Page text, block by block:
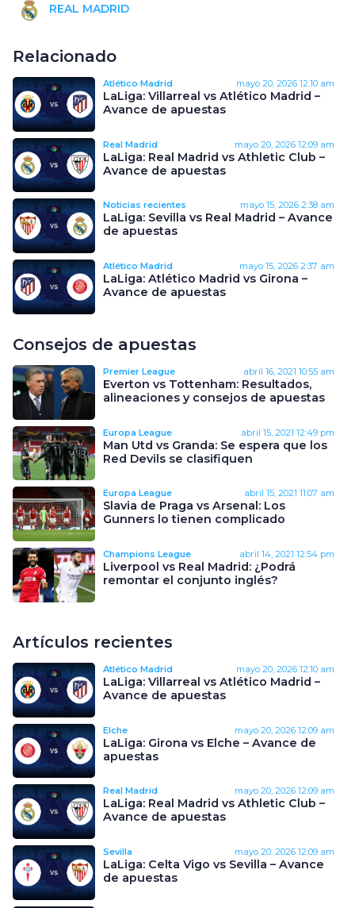
REAL MADRID
Relacionado
Atlético Madrid mayo 20, 2026 12:10 am
LaLiga: Villarreal vs Atlético Madrid –
Avance de apuestas
Real Madrid mayo 20, 2026 12:09 am
LaLiga: Real Madrid vs Athletic Club –
Avance de apuestas
Noticias recientes mayo 15, 2026 2:38 am
LaLiga: Sevilla vs Real Madrid – Avance
de apuestas
Atlético Madrid mayo 15, 2026 2:37 am
LaLiga: Atlético Madrid vs Girona –
Avance de apuestas
Consejos de apuestas
Premier League abril 16, 2021 10:55 am
Everton vs Tottenham: Resultados,
alineaciones y consejos de apuestas
Europa League abril 15, 2021 12:49 pm
Man Utd vs Granda: Se espera que los
Red Devils se clasifiquen
Europa League abril 15, 2021 11:07 am
Slavia de Praga vs Arsenal: Los
Gunners lo tienen complicado
Champions League abril 14, 2021 12:54 pm
Liverpool vs Real Madrid: ¿Podrá
remontar el conjunto inglés?
Artículos recientes
Atlético Madrid mayo 20, 2026 12:10 am
LaLiga: Villarreal vs Atlético Madrid –
Avance de apuestas
Elche mayo 20, 2026 12:09 am
LaLiga: Girona vs Elche – Avance de
apuestas
Real Madrid mayo 20, 2026 12:09 am
LaLiga: Real Madrid vs Athletic Club –
Avance de apuestas
Sevilla mayo 20, 2026 12:09 am
LaLiga: Celta Vigo vs Sevilla – Avance
de apuestas